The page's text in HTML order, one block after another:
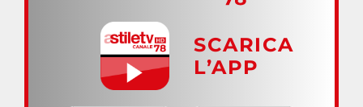
SCARICA
L’APP